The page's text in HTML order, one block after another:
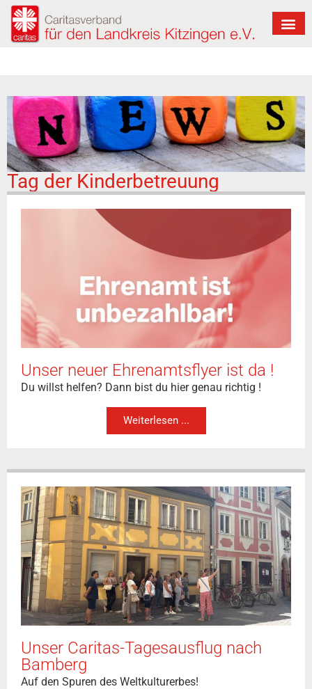
Tag der Kinderbetreuung
Unser neuer Ehrenamtsflyer ist da !
Du willst helfen? Dann bist du hier genau richtig !
Weiterlesen ...
Unser Caritas-Tagesausflug nach
Bamberg
Auf den Spuren des Weltkulturerbes!